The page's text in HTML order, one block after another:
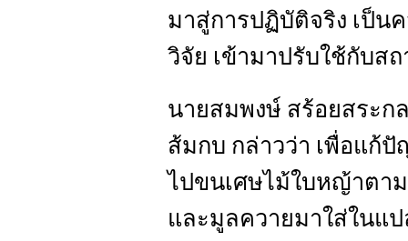
มาสู่การปฏิบัติจริง เป็น
วิจัย เข้ามาปรับใช้กับส
นายสมพงษ์ สร้อยสระก
ส้มกบ กล่าวว่า เพื่อแก้
ไปขนเศษไม้ใบหญ้าตา
และมูลควายมาใส่ในแ